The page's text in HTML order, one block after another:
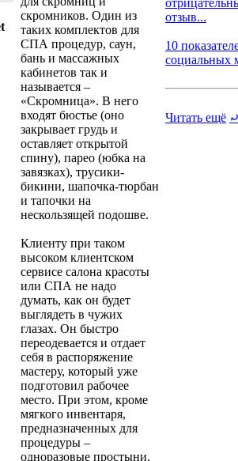
скромников. Один из
таких комплектов для
СПА процедур, саун,
бань и массажных
кабинетов так и
называется –
«Скромница». В него
входят бюстье (оно
закрывает грудь и
оставляет открытой
спину), парео (юбка на
завязках), трусики-
бикини, шапочка-тюрбан
и тапочки на
нескользящей подошве.
Клиенту при таком
высоком клиентском
сервисе салона красоты
или СПА не надо
думать, как он будет
выглядеть в чужих
глазах. Он быстро
переодевается и отдает
себя в распоряжение
мастеру, который уже
подготовил рабочее
место. При этом, кроме
мягкого инвентаря,
предназначенных для
процедуры –
одноразовые простыни,
отзыв...
10
социальных
Читать ещё